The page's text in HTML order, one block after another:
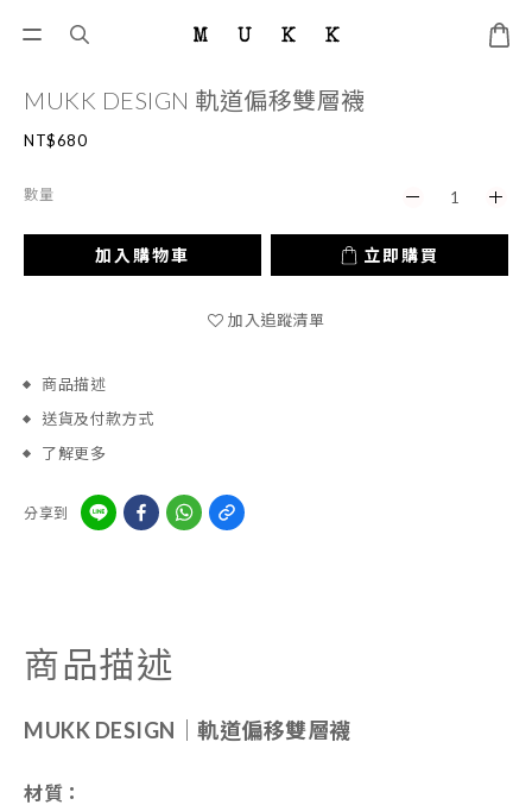
MUKK DESIGN 軌道偏移雙層襪
NT$680
數量
加入購物車 立即購買
加入追蹤清單
商品描述
送貨及付款方式
了解更多
分享到
商品描述
MUKK DESIGN｜ 軌道偏移雙層襪
材質：